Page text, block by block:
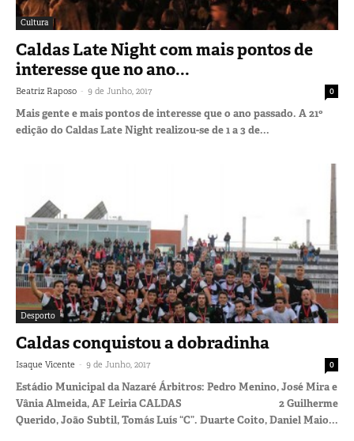
Cultura
Caldas Late Night com mais pontos de
interesse que no ano...
Beatriz Raposo - 9 de Junho, 2017 0
Mais gente e mais pontos de interesse que o ano passado. A 21º
edição do Caldas Late Night realizou-se de 1 a 3 de...
Desporto
Caldas conquistou a dobradinha
Isaque Vicente - 9 de Junho, 2017 0
Estádio Municipal da Nazaré Árbitros: Pedro Menino, José Mira e
Vânia Almeida, AF Leiria CALDAS 2 Guilherme
Querido, João Subtil, Tomás Luís “C”. Duarte Coito, Daniel Maio...